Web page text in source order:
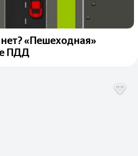
«Пешеходная»
ПДД